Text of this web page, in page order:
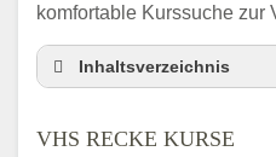
komfortable Kurssuche zur
Inhaltsverzeichnis
VHS Recke Kurse
VHS RECKE KURSE